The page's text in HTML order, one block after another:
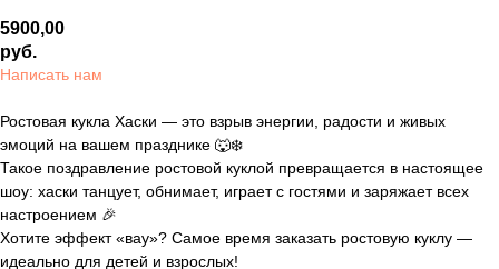
5900,00
руб.
Написать нам
Ростовая кукла Хаски — это взрыв энергии, радости и живых
эмоций на вашем празднике 🐺❄️
Такое поздравление ростовой куклой превращается в настоящее
шоу: хаски танцует, обнимает, играет с гостями и заряжает всех
настроением 🎉
Хотите эффект «вау»? Самое время заказать ростовую куклу —
идеально для детей и взрослых!